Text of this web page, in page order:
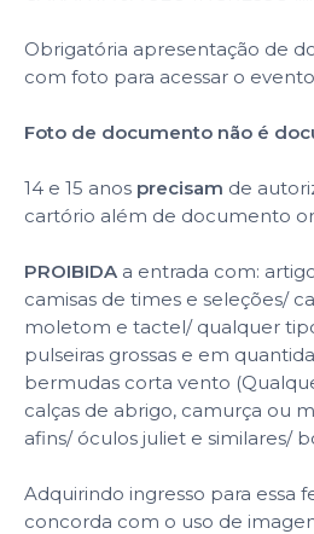
Obrigatória apresentação de
com foto para acessar o
Foto de documento não é
14 e 15 anos precisam de
cartório além de documento
PROIBIDA a entrada com:
camisas de times e seleções/
moletom e tactel/ qualquer
pulseiras grossas e em
bermudas corta vento
calças de abrigo, camurça ou
afins/ óculos juliet e similares/
Adquirindo ingresso para essa
concorda com o uso de